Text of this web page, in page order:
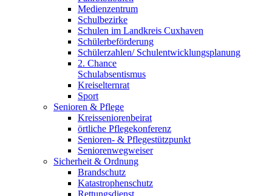
Medienzentrum
Schulbezirke
Schulen im Landkreis Cuxhaven
Schülerbeförderung
Schülerzahlen/ Schulentwicklungsplanung
2. Chance
Schulabsentismus
Kreiselternrat
Sport
Senioren & Pflege
Kreisseniorenbeirat
örtliche Pflegekonferenz
Senioren- & Pflegestützpunkt
Seniorenwegweiser
Sicherheit & Ordnung
Brandschutz
Katastrophenschutz
Rettungsdienst